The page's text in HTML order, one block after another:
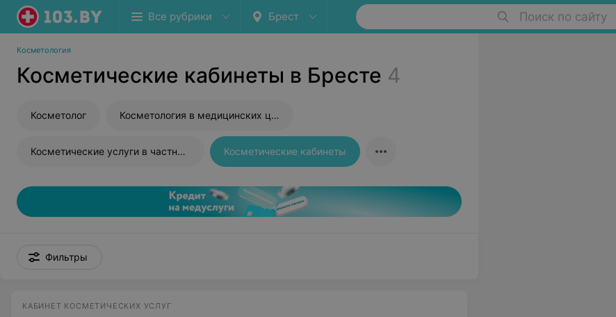
Все рубрики Брест Поиск по сайту
Косметология
Косметические кабинеты в Бресте 4
Косметолог Косметология в медицинских центрах
Косметические услуги в частных кабинетах Косметические кабинеты
Фильтры
КАБИНЕТ КОСМЕТИЧЕСКИХ УСЛУГ